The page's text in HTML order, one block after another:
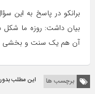
برانکو در پاسخ به این
بیان داشت: روزه ما
آن هم یک سنت و بخشی
برچسب ها این مطلب